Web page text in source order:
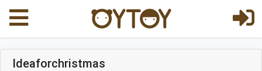
Ideaforchristmas